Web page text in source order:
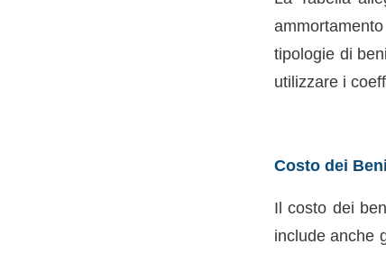
tipologie di
utilizzare i
Costo dei
Il costo dei
include anche